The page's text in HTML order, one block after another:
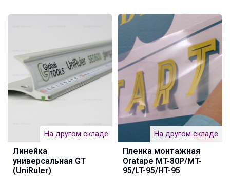
На другом складе
Линейка
универсальная GT
(UniRuler)
На другом складе
Пленка монтажная
Oratape MT-80P/MT-
95/LT-95/HT-95